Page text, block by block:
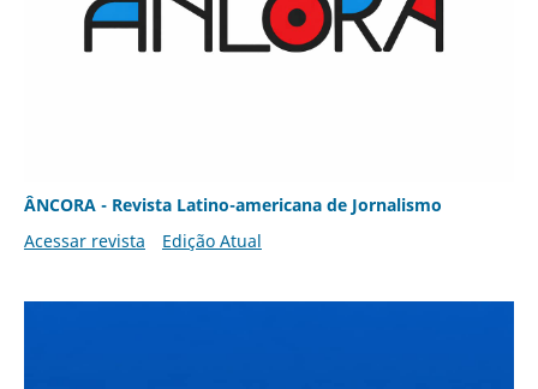
ÂNCORA - Revista Latino-americana de Jornalismo
Acessar revista
Edição Atual